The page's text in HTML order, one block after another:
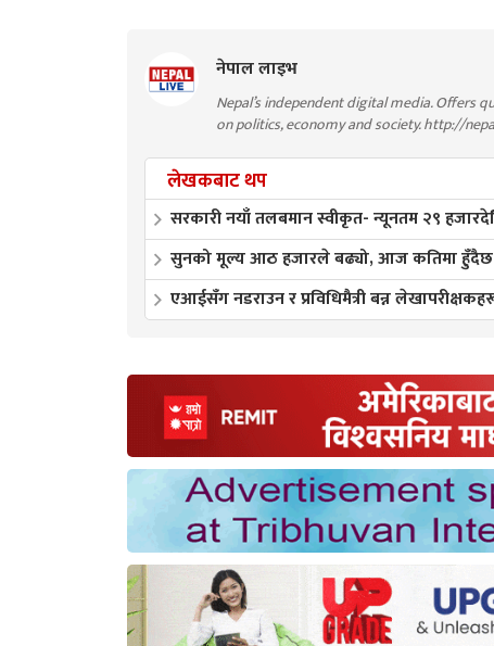
नेपाल लाइभ
Nepal’s independent digital media. Offers
on politics, economy and society. http://
लेखकबाट थप
सरकारी नयाँ तलबमान स्वीकृत- न्यूनतम २९
सुनको मूल्य आठ हजारले बढ्यो, आज कतिमा हुँदैछ
एआईसँग नडराउन र प्रविधिमैत्री बन्न